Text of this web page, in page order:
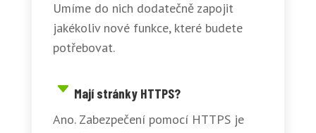
Umíme do nich dodatečně zapojit
jakékoliv nové funkce, které budete
potřebovat.
Mají stránky HTTPS?
Ano. Zabezpečení pomocí HTTPS je